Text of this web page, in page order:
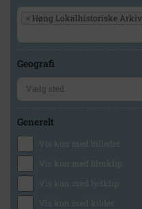
× Høng Lokalhistoriske Arkiv
Geografi
Generelt
Vis kun med billeder
Vis kun med filmklip
Vis kun med lydklip
Vis kun med kilder